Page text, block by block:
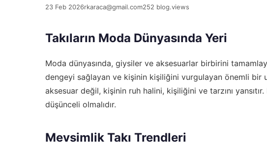
23 Feb 2026rkaraca@gmail.com252 blog.views
Takıların Moda Dünyasında Yeri
Moda dünyasında, giysiler ve aksesuarlar birbirini
dengeyi sağlayan ve kişinin kişiliğini vurgulayan önemli bir
aksesuar değil, kişinin ruh halini, kişiliğini ve tarzını
düşünceli olmalıdır.
Mevsimlik Takı Trendleri